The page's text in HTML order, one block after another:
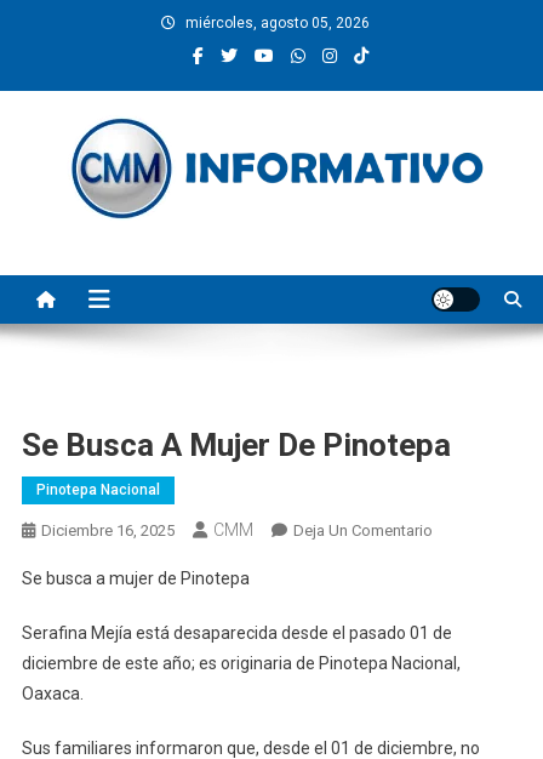
miércoles, agosto 05, 2026
Se Busca A Mujer De Pinotepa
Pinotepa Nacional
Diciembre 16, 2025 CMM Deja Un ComentarioEn
Mujer
De
Se busca a mujer de Pinotepa
Serafina Mejía está desaparecida desde el pasado 01 de
diciembre de este año; es originaria de Pinotepa Nacional,
Oaxaca.
Sus familiares informaron que, desde el 01 de diciembre, no